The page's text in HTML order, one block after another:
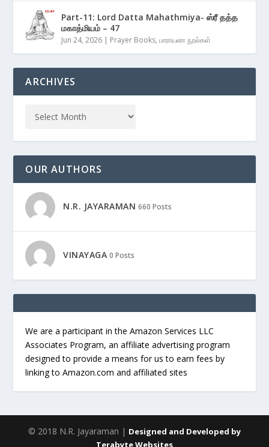
Part-11: Lord Datta Mahathmiya- ஸ்ரீ தத்த
மகாத்மியம் – 47
Jun 24, 2026 Prayer Books,பாராயண நூல்கள்
ARCHIVES
OUR AUTHORS
N.R. JAYARAMAN 660 Posts
VINAYAGA 0 Posts
We are a participant in the Amazon Services LLC
Associates Program, an affiliate advertising program
designed to provide a means for us to earn fees by
linking to Amazon.com and affiliated sites
© 2018 N.R. Jayaraman | Designed and Developed by